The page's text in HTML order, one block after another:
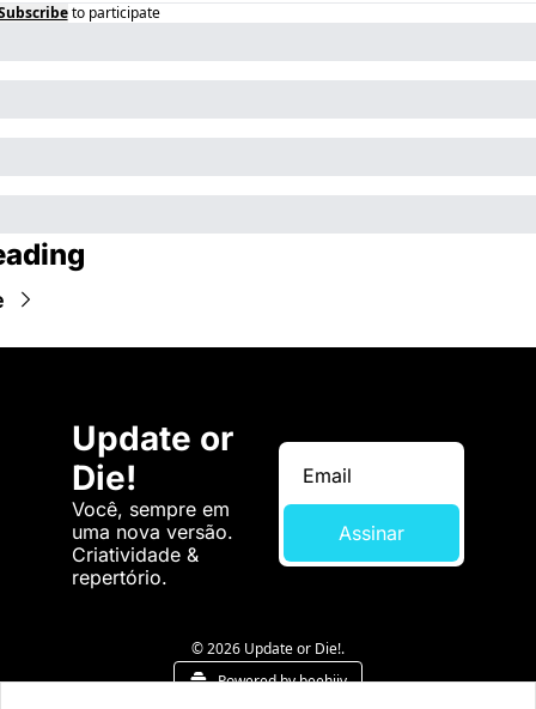
to participate
Update or
Die!
Você, sempre em
uma nova versão.
Criatividade &
repertório.
Assinar
© 2026 Update or Die!.
Powered by beehiiv